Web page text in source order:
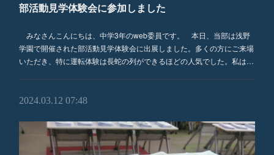
部活動見学体験会に参加しました
みなさんこんにちは、中学3年のweb委員です。 本日、当部は浅野
学園で開催された部活動見学体験会に出展しました。多くの方にご来場
いただき、特に運転体験は長蛇の列ができるほどの人気でした。私は…
2024.03.12 07:48